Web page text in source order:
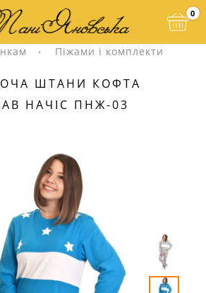
0
Піжами і комплекти
ШТАНИ КОФТА
НАЧІС ПНЖ-03